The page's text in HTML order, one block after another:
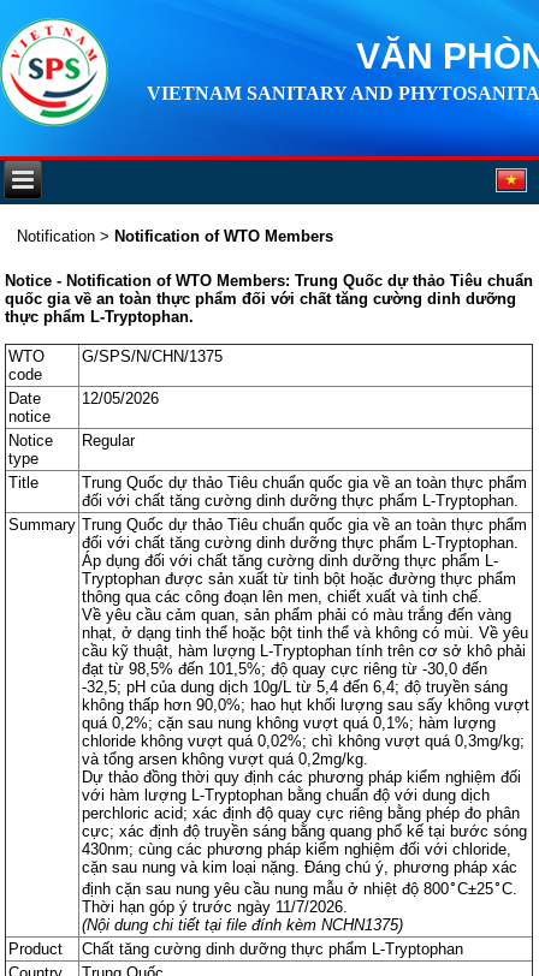
VĂN
VIETNAM SANITARY AND
Notification > Notification of WTO Members
Notice - Notification of WTO Members: Trung Quốc dự thảo Tiêu chuẩn
quốc gia về an toàn thực phẩm đối với chất tăng cường dinh dưỡng
thực phẩm L-Tryptophan.
WTO
code
G/SPS/N/CHN/1375
Date
notice
12/05/2026
Notice
type
Regular
Title
Trung Quốc dự thảo Tiêu chuẩn quốc gia về an toàn thực phẩm
đối với chất tăng cường dinh dưỡng thực phẩm L-Tryptophan.
Summary Trung Quốc dự thảo Tiêu chuẩn quốc gia về an toàn thực phẩm
đối với chất tăng cường dinh dưỡng thực phẩm L-Tryptophan.
Áp dụng đối với chất tăng cường dinh dưỡng thực phẩm L-
Tryptophan được sản xuất từ tinh bột hoặc đường thực phẩm
thông qua các công đoạn lên men, chiết xuất và tinh chế.
Về yêu cầu cảm quan, sản phẩm phải có màu trắng đến vàng
nhạt, ở dạng tinh thể hoặc bột tinh thể và không có mùi. Về yêu
cầu kỹ thuật, hàm lượng L-Tryptophan tính trên cơ sở khô phải
đạt từ 98,5% đến 101,5%; độ quay cực riêng từ -30,0 đến
-32,5; pH của dung dịch 10g/L từ 5,4 đến 6,4; độ truyền sáng
không thấp hơn 90,0%; hao hụt khối lượng sau sấy không vượt
quá 0,2%; cặn sau nung không vượt quá 0,1%; hàm lượng
chloride không vượt quá 0,02%; chì không vượt quá 0,3mg/kg;
và tổng arsen không vượt quá 0,2mg/kg.
Dự thảo đồng thời quy định các phương pháp kiểm nghiệm đối
với hàm lượng L-Tryptophan bằng chuẩn độ với dung dịch
perchloric acid; xác định độ quay cực riêng bằng phép đo phân
cực; xác định độ truyền sáng bằng quang phổ kế tại bước sóng
430nm; cùng các phương pháp kiểm nghiệm đối với chloride,
cặn sau nung và kim loại nặng. Đáng chú ý, phương pháp xác
định cặn sau nung yêu cầu nung mẫu ở nhiệt độ 800∘C±25∘C.
Thời hạn góp ý trước ngày 11/7/2026.
(Nội dung chi tiết tại file đính kèm NCHN1375)
Product
Chất tăng cường dinh dưỡng thực phẩm L-Tryptophan